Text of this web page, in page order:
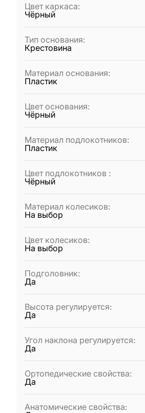
Цвет каркаса:
Чёрный
Тип основания:
Крестовина
Материал основания:
Пластик
Цвет основания:
Чёрный
Материал подлокотников:
Пластик
Цвет подлокотников :
Чёрный
Материал колесиков:
На выбор
Цвет колесиков:
На выбор
Подголовник:
Да
Высота регулируется:
Да
Угол наклона регулируется:
Да
Ортопедические свойства:
Да
Анатомические свойства: